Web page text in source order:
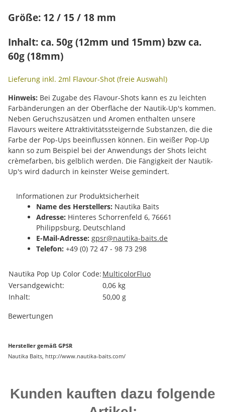
Größe: 12 / 15 / 18 mm
Inhalt: ca. 50g (12mm und 15mm) bzw ca.
60g (18mm)
Lieferung inkl. 2ml Flavour-Shot (freie Auswahl)
Hinweis: Bei Zugabe des Flavour-Shots kann es zu leichten
Farbänderungen an der Oberfläche der Nautik-Up's kommen.
Neben Geruchszusätzen und Aromen enthalten unsere
Flavours weitere Attraktivitätssteigernde Substanzen, die die
Farbe der Pop-Ups beeinflussen können. Ein weißer Pop-Up
kann so zum Beispiel bei der Anwendungs der Shots leicht
crèmefarben, bis gelblich werden. Die Fängigkeit der Nautik-
Up's wird dadurch in keinster Weise gemindert.
Informationen zur Produktsicherheit
Name des Herstellers: Nautika Baits
Adresse: Hinteres Schorrenfeld 6, 76661
Philippsburg, Deutschland
E-Mail-Adresse: gpsr@nautika-baits.de
Telefon: +49 (0) 72 47 - 98 73 298
Produkteigenschaft
Wert
Nautika Pop Up Color Code: MulticolorFluo
Versandgewicht:
0,06 kg
Inhalt:
50,00 g
Bewertungen
Hersteller gemäß GPSR
Nautika Baits, http://www.nautika-baits.com/
Kunden kauften dazu folgende